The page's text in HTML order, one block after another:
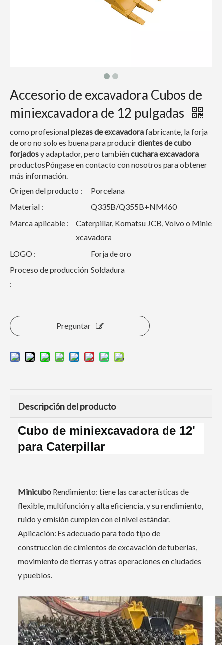
Accesorio de excavadora Cubos de
miniexcavadora de 12 pulgadas
como profesionalpiezas de excavadorafabricante, la forja
de oro no solo es buena para producirdientes de cubo
forjadosy adaptador, pero tambiéncuchara excavadora
productosPóngase en contacto con nosotros para obtener
más información.
Origen del producto :
Porcelana
Material :
Q335B/Q355B+NM460
Marca aplicable :
Caterpillar, Komatsu JCB, Volvo o Minie
xcavadora
LOGO :
Forja de oro
Proceso de producción
:
Soldadura
Preguntar
Descripción del producto
Cubo de miniexcavadora de 12'
para Caterpillar
Minicubo Rendimiento: tiene las características de
flexible, multifunción y alta eficiencia, y su rendimiento,
ruido y emisión cumplen con el nivel estándar.
Aplicación: Es adecuado para todo tipo de
construcción de cimientos de excavación de tuberías,
movimiento de tierras y otras operaciones en ciudades
y pueblos.